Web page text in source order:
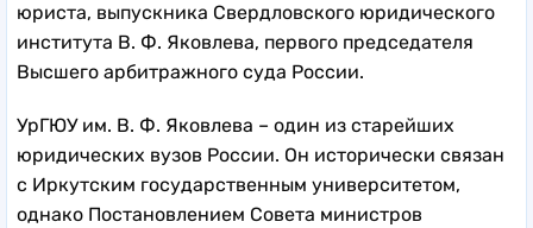
юриста, выпускника Свердловского юридического
института В. Ф. Яковлева, первого председателя
Высшего арбитражного суда России.
УрГЮУ им. В. Ф. Яковлева – один из старейших
юридических вузов России. Он исторически связан
с Иркутским государственным университетом,
однако Постановлением Совета министров